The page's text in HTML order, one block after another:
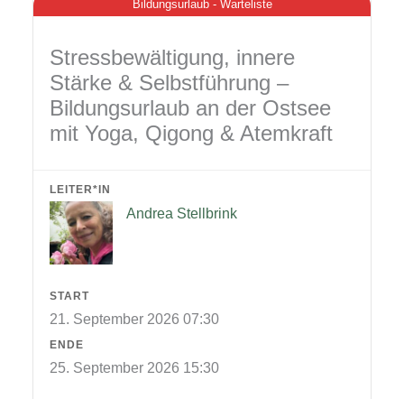
Bildungsurlaub - Warteliste
LEITER*IN
Andrea Stellbrink
START
21. September 2026 07:30
ENDE
25. September 2026 15:30
Stressbewältigung, innere
Stärke & Selbstführung –
Bildungsurlaub an der Ostsee
mit Yoga, Qigong & Atemkraft